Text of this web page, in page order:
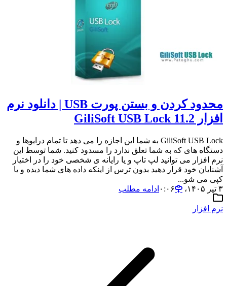
محدود کردن و بستن پورت USB | دانلود نرم
افزار GiliSoft USB Lock 11.2
GiliSoft USB Lock به شما این اجازه را می دهد تا تمام درایوها و
دستگاه های که به شما تعلق ندارد را مسدود کنید. شما توسط این
نرم افزار می توانید لپ تاپ و یا رایانه ی شخصی خود را در اختیار
آشنایان خود قرار دهید بدون ترس از اینکه داده های شما دیده و یا
کپی می شو...
۳ تیر ۱۴۰۵،‏ ۰:۰۶
ادامه مطلب
نرم افزار